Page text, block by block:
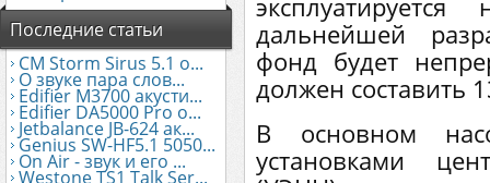
Последние статьи
CM Storm Sirus 5.1 о...
О звуке пара слов...
Edifier М3700 акусти...
Edifier DA5000 Pro о...
Jetbalance JB-624 ак...
Genius SW-HF5.1 5050...
On Air - звук и его ...
Westone TS1 Talk Ser...
дальнейшей
фонд будет
должен составить
В основном
установками